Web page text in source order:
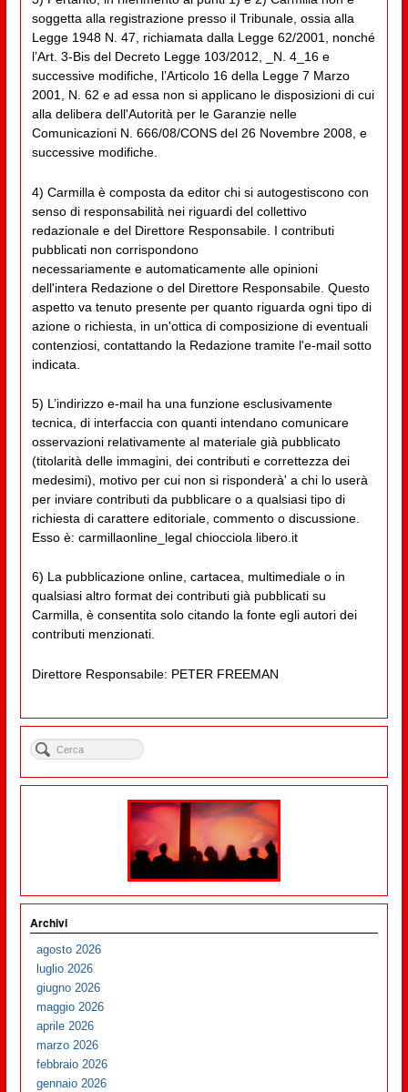
soggetta alla registrazione presso il Tribunale, ossia alla
Legge 1948 N. 47, richiamata dalla Legge 62/2001, nonché
l’Art. 3-Bis del Decreto Legge 103/2012, _N. 4_16 e
successive modifiche, l’Articolo 16 della Legge 7 Marzo
2001, N. 62 e ad essa non si applicano le disposizioni di cui
alla delibera dell'Autorità per le Garanzie nelle
Comunicazioni N. 666/08/CONS del 26 Novembre 2008, e
successive modifiche.
4) Carmilla è composta da editor chi si autogestiscono con
senso di responsabilità nei riguardi del collettivo
redazionale e del Direttore Responsabile. I contributi
pubblicati non corrispondono
necessariamente e automaticamente alle opinioni
dell'intera Redazione o del Direttore Responsabile. Questo
aspetto va tenuto presente per quanto riguarda ogni tipo di
azione o richiesta, in un'ottica di composizione di eventuali
contenziosi, contattando la Redazione tramite l'e-mail sotto
indicata.
5) L’indirizzo e-mail ha una funzione esclusivamente
tecnica, di interfaccia con quanti intendano comunicare
osservazioni relativamente al materiale già pubblicato
(titolarità delle immagini, dei contributi e correttezza dei
medesimi), motivo per cui non si risponderà' a chi lo userà
per inviare contributi da pubblicare o a qualsiasi tipo di
richiesta di carattere editoriale, commento o discussione.
Esso è: carmillaonline_legal chiocciola libero.it
6) La pubblicazione online, cartacea, multimediale o in
qualsiasi altro format dei contributi già pubblicati su
Carmilla, è consentita solo citando la fonte egli autori dei
contributi menzionati.
Direttore Responsabile: PETER FREEMAN
Archivi
agosto 2026
luglio 2026
giugno 2026
maggio 2026
aprile 2026
marzo 2026
febbraio 2026
gennaio 2026